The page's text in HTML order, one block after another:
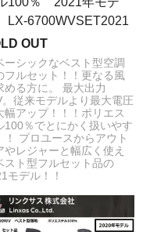
6700WVSET2021
OUT
ーシックなベスト型空調
フルセット！！更なる風
める方に。 最大出力
。従来モデルより最大電圧
幅アップ！！！ポリエス
100％でとにかく扱いやす
！ プロユースからアウト
やレジャーと幅広く使え
スト型フルセット品の
モデル！！